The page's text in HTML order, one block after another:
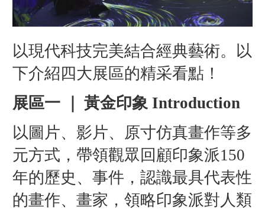
以現代科技完美結合經典藝術。以
下介紹四大展區的精采看點！
展區一 ｜ 黃金印象 Introduction
以圖片、影片、原寸仿真畫作等多
元方式，帶領觀眾回顧印象派150
年的歷史、事件，認識最具代表性
的畫作、畫家，領略印象派對人類